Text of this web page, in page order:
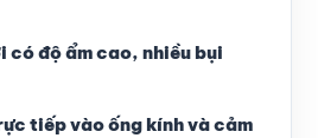
có độ ẩm cao, nhiều bụi
tiếp vào ống kính và cảm